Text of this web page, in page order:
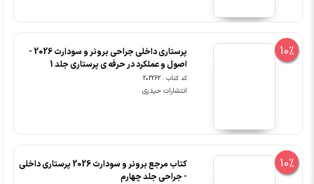
10%
پرستاری داخلی جراحی برونر و سودارث 2026 -
اصول و عملکرد در حرفه ی پرستاری جلد 1
کد کتاب : 202262
انتشارات حیدری
10%
کتاب مرجع برونر و سودارث 2026 پرستاری داخلی
- جراحی جلد چهارم